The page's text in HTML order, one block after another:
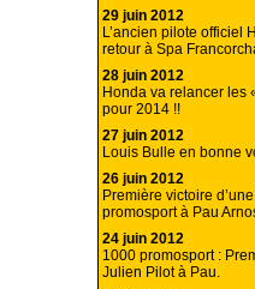
29 juin 2012
L’ancien pilote officiel
retour à Spa
28 juin 2012
Honda va relancer les
pour 2014 !!
27 juin 2012
Louis Bulle en bonne
26 juin 2012
Première victoire
promosport à Pau
24 juin 2012
1000 promosport :
Julien Pilot à Pau.